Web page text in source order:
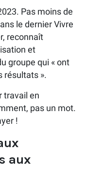
Pas moins de
le dernier Vivre
reconnaît
et
groupe qui « ont
résultats ».
travail en
pas un mot.
!
aux